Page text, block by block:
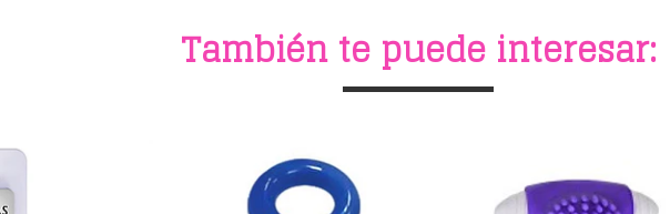
También te puede interesar: